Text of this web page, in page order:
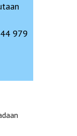
979